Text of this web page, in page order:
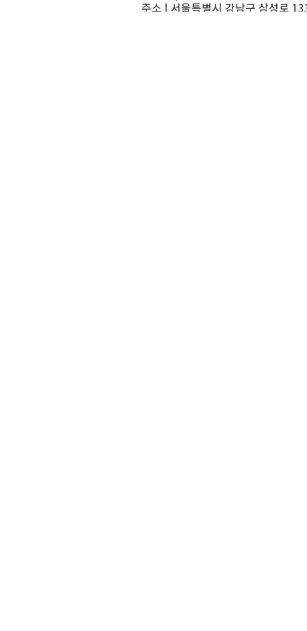
주소 | 서울특별시 강남구 삼성로